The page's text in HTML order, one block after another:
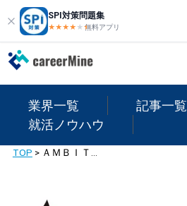
SPI対策問題集
★★★★ ★★
無料アプリ
業界一覧
記事一覧
就活ノウハウ
TOP >